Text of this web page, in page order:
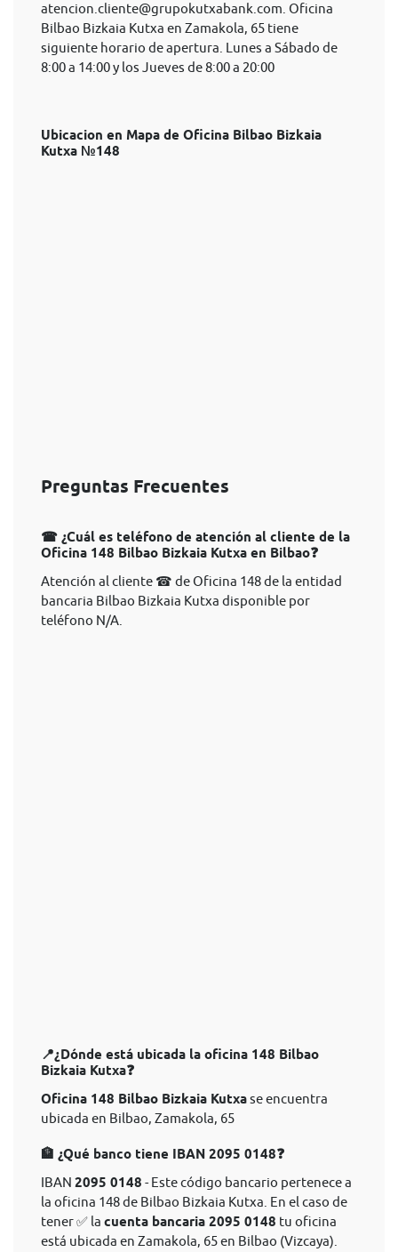
atencion.cliente@grupokutxabank.com . Oficina
Bilbao Bizkaia Kutxa en Zamakola, 65 tiene
siguiente horario de apertura. Lunes a Sábado de
8:00 a 14:00 y los Jueves de 8:00 a 20:00
Ubicacion en Mapa de Oficina Bilbao Bizkaia
Kutxa №148
Preguntas Frecuentes
☎ ¿Cuál es teléfono de atención al cliente de la
Oficina 148 Bilbao Bizkaia Kutxa en Bilbao❓
Atención al cliente ☎ de Oficina 148 de la entidad
bancaria Bilbao Bizkaia Kutxa disponible por
teléfono N/A.
📍¿Dónde está ubicada la oficina 148 Bilbao
Bizkaia Kutxa❓
Oficina 148 Bilbao Bizkaia Kutxase encuentra
ubicada en Bilbao, Zamakola, 65
🏦 ¿Qué banco tiene IBAN 2095 0148❓
IBAN 2095 0148 - Este código bancario pertenece a
la oficina 148 de Bilbao Bizkaia Kutxa. En el caso de
tener ✅ la cuenta bancaria 2095 0148 tu oficina
está ubicada en Zamakola, 65 en Bilbao (Vizcaya).